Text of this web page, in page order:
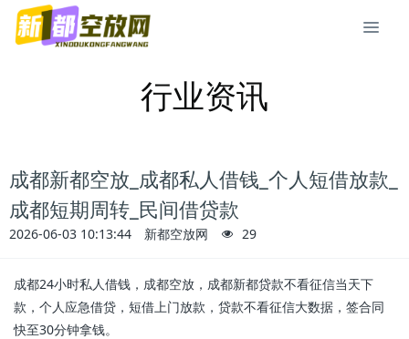
行业资讯
成都新都空放_成都私人借钱_个人短借放款_
成都短期周转_民间借贷款
2026-06-03 10:13:44 新都空放网 29
成都24小时私人借钱，成都空放，成都新都贷款不看征信当天下
款，个人应急借贷，短借上门放款，贷款不看征信大数据，签合同
快至30分钟拿钱。